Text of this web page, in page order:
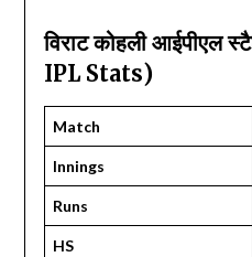
विराट कोहली
IPL Stats)
Match
Innings
Runs
HS